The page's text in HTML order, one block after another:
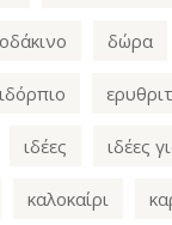
δώρα
ιδέες ιδέες
καλοκαίρι